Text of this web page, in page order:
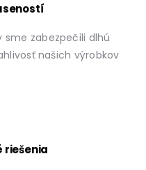
sme zabezpečili dlhú
našich výrobkov
riešenia